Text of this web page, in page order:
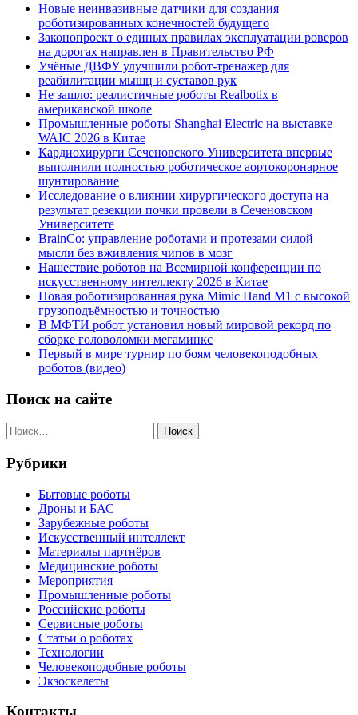
Новые неинвазивные датчики для создания
роботизированных конечностей будущего
Законопроект о единых правилах эксплуатации роверов
на дорогах направлен в Правительство РФ
Учёные ДВФУ улучшили робот-тренажер для
реабилитации мышц и суставов рук
Не зашло: реалистичные роботы Realbotix в
американской школе
Промышленные роботы Shanghai Electric на выставке
WAIC 2026 в Китае
Кардиохирурги Сеченовского Университета впервые
выполнили полностью роботическое аортокоронарное
шунтирование
Исследование о влиянии хирургического доступа на
результат резекции почки провели в Сеченовском
Университете
BrainCo: управление роботами и протезами силой
мысли без вживления чипов в мозг
Нашествие роботов на Всемирной конференции по
искусственному интеллекту 2026 в Китае
Новая роботизированная рука Mimic Hand M1 с высокой
грузоподъёмностью и точностью
В МФТИ робот установил новый мировой рекорд по
сборке головоломки мегаминкс
Первый в мире турнир по боям человекоподобных
роботов (видео)
Поиск на сайте
Найти:
Рубрики
Бытовые роботы
Дроны и БАС
Зарубежные роботы
Искусственный интеллект
Материалы партнёров
Медицинские роботы
Мероприятия
Промышленные роботы
Российские роботы
Сервисные роботы
Статьи о роботах
Технологии
Человекоподобные роботы
Экзоскелеты